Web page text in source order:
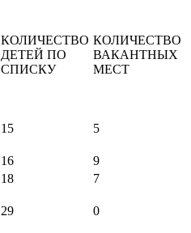
КОЛИЧЕСТВО
ДЕТЕЙ ПО
СПИСКУ
КОЛИЧЕСТВО
ВАКАНТНЫХ
МЕСТ
15 5
16
9
18 7
29 0